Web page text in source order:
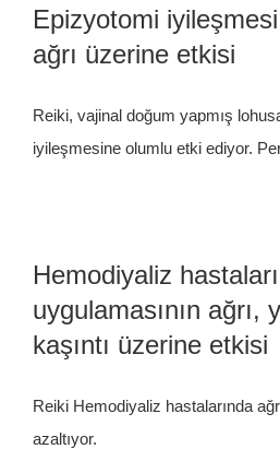
Epizyotomi
ağrı üzerine etkisi
Reiki, vajinal doğum yapmış
iyileşmesine olumlu etki ediyor.
Hemodiyaliz
uygulamasının ağrı,
kaşıntı üzerine etkisi
Reiki Hemodiyaliz hastalarında
azaltıyor.